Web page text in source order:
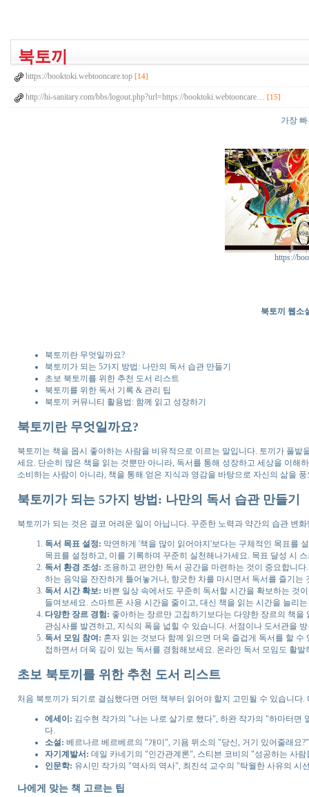
북토끼
https://booktoki.webtooncare.top [14]
http://hi-sanitary.com/bbs/logout.php?url=https://booktoki.webtooncare… [15]
가장
https://
북토끼 웹소
북토끼란 무엇일까요?
북토끼가 되는 5가지 방법: 나만의 독서 습관 만들기
초보 북토끼를 위한 추천 도서 리스트
북토끼를 위한 독서 기록 & 관리 팁
북토끼 커뮤니티 활용법: 함께 읽고 성장하기
북토끼란 무엇일까요?
북토끼는 책을 몹시 좋아하는 사람을 비유적으로 이르는 말입니다. 토끼가 풀
세요. 단순히 많은 책을 읽는 것뿐만 아니라, 독서를 통해 성장하고 세상을 이
소비하는 사람이 아니라, 책을 통해 얻은 지식과 영감을 바탕으로 자신의 삶을
북토끼가 되는 5가지 방법: 나만의 독서 습관 만들기
북토끼가 되는 것은 결코 어려운 일이 아닙니다. 꾸준한 노력과 약간의 습관 변
독서 목표 설정: 막연하게 '책을 많이 읽어야지'보다는 구체적인 목표를
목표를 설정하고, 이를 기록하며 꾸준히 실천해나가세요. 목표 달성 시
독서 환경 조성: 조용하고 편안한 독서 공간을 마련하는 것이 중요합니
하는 음악을 잔잔하게 틀어놓거나, 향긋한 차를 마시면서 독서를 즐기는
독서 시간 확보: 바쁜 일상 속에서도 꾸준히 독서할 시간을 확보하는 것
들여보세요. 스마트폰 사용 시간을 줄이고, 대신 책을 읽는 시간을 늘리
다양한 장르 경험: 좋아하는 장르만 고집하기보다는 다양한 장르의 책
관심사를 발견하고, 지식의 폭을 넓힐 수 있습니다. 서점이나 도서관을
독서 모임 참여: 혼자 읽는 것보다 함께 읽으면 더욱 즐겁게 독서를 할
접하면서 더욱 깊이 있는 독서를 경험해보세요. 온라인 독서 모임도 활
초보 북토끼를 위한 추천 도서 리스트
처음 북토끼가 되기로 결심했다면 어떤 책부터 읽어야 할지 고민될 수 있습니
에세이: 김수현 작가의 "나는 나로 살기로 했다", 하완 작가의 "하마터면
다.
소설: 베르나르 베르베르의 "개미", 기욤 뮈소의 "당신, 거기 있어줄래요
자기계발서: 데일 카네기의 "인간관계론", 스티븐 코비의 "성공하는 사
인문학: 유시민 작가의 "역사의 역사", 최진석 교수의 "탁월한 사유의 시
나에게 맞는 책 고르는 팁